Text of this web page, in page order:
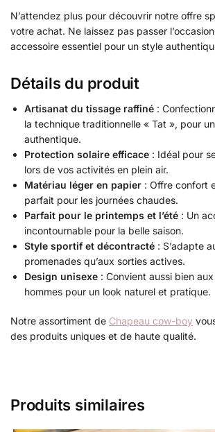
N’attendez plus pour découvrir notre offre
votre achat. Ne laissez pas passer
accessoire essentiel pour un style
Détails du produit
Artisanat du tissage raffiné :
la technique traditionnelle « Tat », pour
authentique.
Protection solaire efficace : Idéal pour
lors de vos activités en plein air.
Matériau léger en papier : Offre confort
parfait pour les journées chaudes.
Parfait pour le printemps et l’été : Un
incontournable pour la belle saison.
Style sportif et décontracté : S’adapte
promenades qu’aux sorties actives.
Design unisexe : Convient aussi bien
hommes pour un look naturel et pratique.
Notre assortiment de Chapeau cow-boy
des produits uniques et de haute qualité.
Produits similaires